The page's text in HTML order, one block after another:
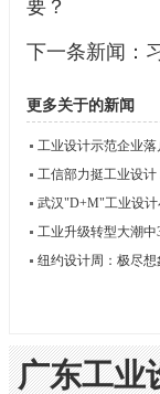
要？
下一条新闻：
更多关于的新闻
工业设计示范企业落
工信部力挺工业设
武汉"D+M"工业设计
工业升级转型大潮
纽约设计周：极尽想
广东工业